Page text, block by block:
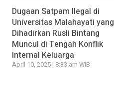
Dugaan Satpam Ilegal di
Universitas Malahayati yang
Dihadirkan Rusli Bintang
Muncul di Tengah Konflik
Internal Keluarga
April 10, 2025 | 8:33 am WIB